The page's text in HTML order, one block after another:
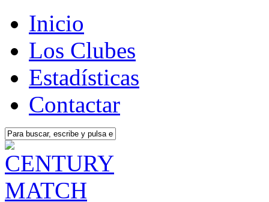
Inicio
Los Clubes
Estadísticas
Contactar